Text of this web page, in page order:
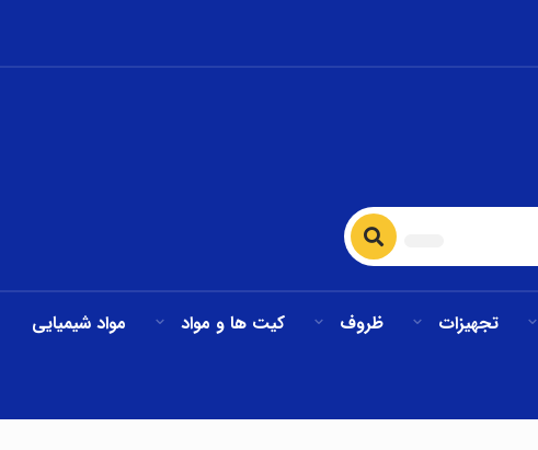
تجهیزات ظروف کیت ها و مواد مواد شیمیایی